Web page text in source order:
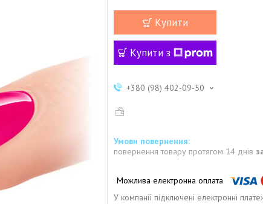
Купити
Купити з
+380 (98) 402-09-50
повернення товару протягом 14 днів
У компанії підключені електронні